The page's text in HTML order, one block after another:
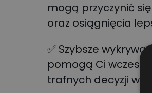
mogą przyczynić
oraz osiągnięcia
✅ Szybsze
pomogą Ci
trafnych decyzji w